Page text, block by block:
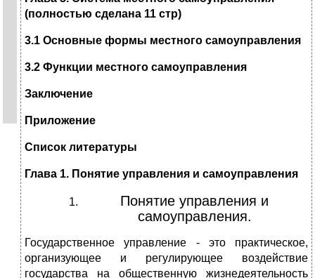
(полностью сделана 11 стр)
3.1 Основные формы местного самоуправления
3.2 Функции местного самоуправления
Заключение
Приложение
Список литературы
Глава 1. Понятие управления и самоуправления
Понятие управления и
самоуправления.
Государственное управление - это практическое,
организующее и регулирующее воздействие
государства на общественную жизнедеятельность